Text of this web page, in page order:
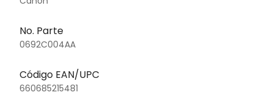
No. Parte
0692C004AA
Código EAN/UPC
660685215481